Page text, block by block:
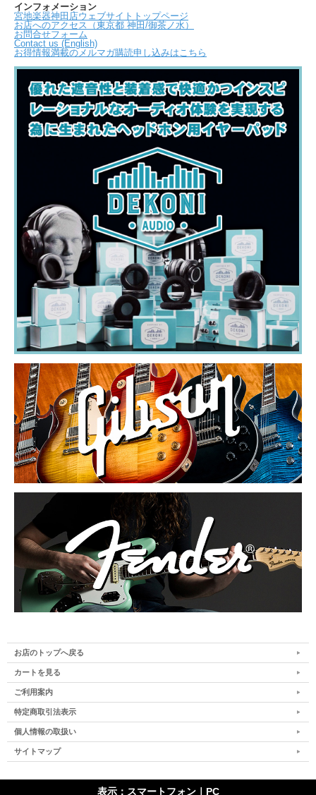
インフォメーション
宮地楽器神田店ウェブサイトトップページ
お店へのアクセス（東京都 神田/御茶ノ水）
お問合せフォーム
Contact us (English)
お得情報満載のメルマガ購読申し込みはこちら
お店のトップへ戻る
カートを見る
ご利用案内
特定商取引法表示
個人情報の取扱い
サイトマップ
表示：スマートフォン｜ PC